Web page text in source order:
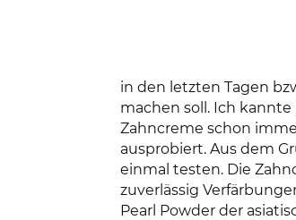
in den letzten Tagen
machen soll. Ich kannte
Zahncreme schon
ausprobiert. Aus dem
einmal testen. Die
zuverlässig
Pearl Powder der